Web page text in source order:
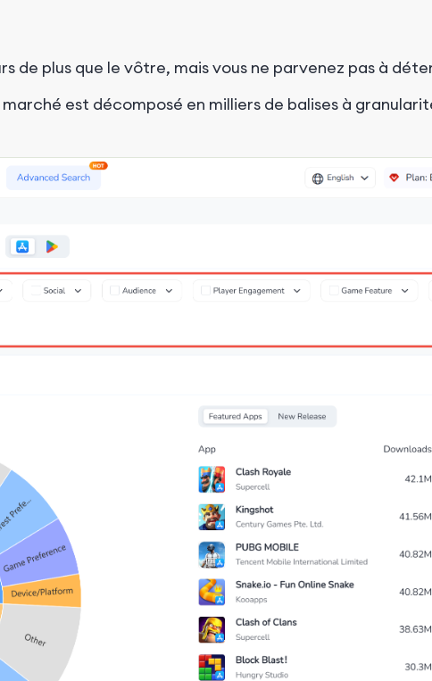
plus que le vôtre, mais vous ne parvenez pas à
est décomposé en milliers de balises à